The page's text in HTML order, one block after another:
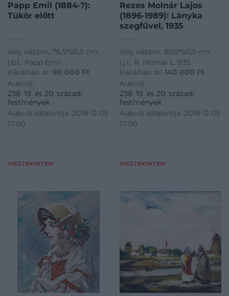
Papp Emil (1884-?):
Tükör előtt
olaj, vászon, 76,5*60,5 cm,
j.b.l.: Papp Emil
Kikiáltási ár: 90 000 Ft
Aukció:
238. 19. és 20. századi
festmények
Aukció időpontja: 2018-12-05
17:00
MEGTEKINTEM
Rezes Molnár Lajos
(1896-1989): Lányka
szegfűvel, 1935
olaj, vászon, 80,5*60,5 cm,
j.j.l.: R. Molnár L. 935
Kikiáltási ár: 140 000 Ft
Aukció:
238. 19. és 20. századi
festmények
Aukció időpontja: 2018-12-05
17:00
MEGTEKINTEM